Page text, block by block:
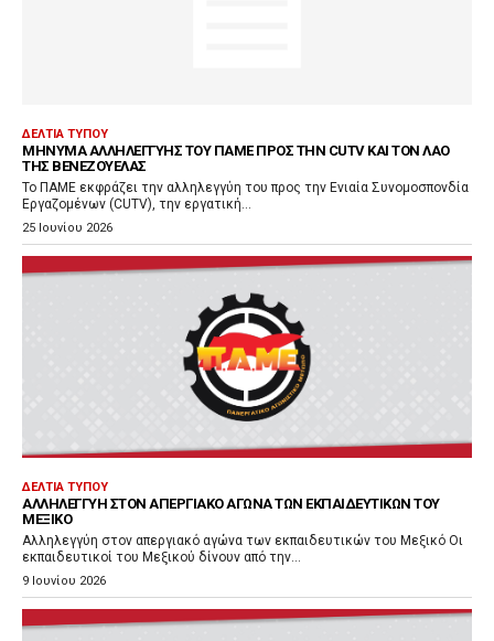
ΔΕΛΤΊΑ ΤΎΠΟΥ
ΜΉΝΥΜΑ ΑΛΛΗΛΕΓΓΎΗΣ ΤΟΥ ΠΑΜΕ ΠΡΟΣ ΤΗΝ CUTV ΚΑΙ ΤΟΝ ΛΑΌ
ΤΗΣ ΒΕΝΕΖΟΥΈΛΑΣ
Το ΠΑΜΕ εκφράζει την αλληλεγγύη του προς την Ενιαία Συνομοσπονδία
Εργαζομένων (CUTV), την εργατική...
25 Ιουνίου 2026
ΔΕΛΤΊΑ ΤΎΠΟΥ
ΑΛΛΗΛΕΓΓΎΗ ΣΤΟΝ ΑΠΕΡΓΙΑΚΌ ΑΓΏΝΑ ΤΩΝ ΕΚΠΑΙΔΕΥΤΙΚΏΝ ΤΟΥ
ΜΕΞΙΚΌ
Αλληλεγγύη στον απεργιακό αγώνα των εκπαιδευτικών του Μεξικό Οι
εκπαιδευτικοί του Μεξικού δίνουν από την...
9 Ιουνίου 2026